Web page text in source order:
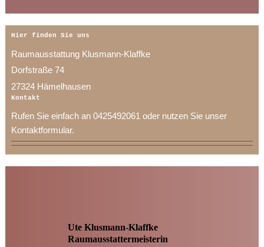
Hier finden Sie uns
Raumausstattung Klusmann-Klaffke
Dorfstraße 74
27324 Hämelhausen
Kontakt
Rufen Sie einfach an 0425492061 oder nutzen Sie unser
Kontaktformular.
Ute Klusmann-Klaffke
Raumausstattermeisterin